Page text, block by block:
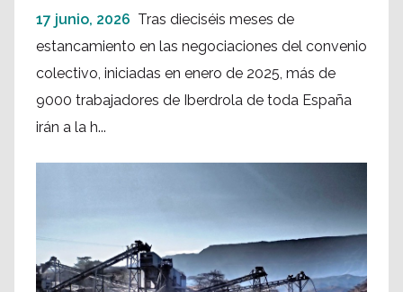
17 junio, 2026 Tras dieciséis meses de
estancamiento en las negociaciones del convenio
colectivo, iniciadas en enero de 2025, más de
9000 trabajadores de Iberdrola de toda España
irán a la h...